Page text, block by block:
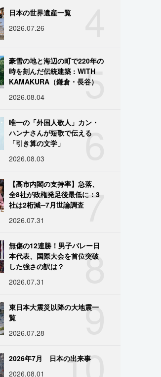
日本の世界遺産一覧
2026.07.26
5
豪雪の地と海辺の町で220年の
時を刻んだ伝統建築 : WITH
KAMAKURA（鎌倉・長谷）
2026.08.04
6
唯一の「外国人歌人」カン・
ハンナさんが短歌で伝える
「引き算の文学」
2026.08.03
7
【高市内閣の支持率】急落、
全8社が政権発足後最低に：3
社は2桁減─7月世論調査
2026.07.31
8
無傷の12連勝！男子バレー日
本代表、国際大会を首位突破
した強さの訳は？
2026.07.31
9
東日本大震災以降の大地震一
覧
2026.07.28
10
2026年7月 日本の出来事
2026.08.01